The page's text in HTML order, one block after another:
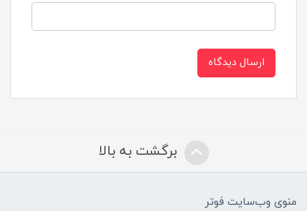
ارسال دیدگاه
برگشت به بالا
منوی وب‌سایت فوتر